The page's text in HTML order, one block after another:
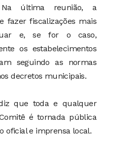
Na última reunião, a
fazer fiscalizações mais
e, se for o caso,
os estabelecimentos
seguindo as normas
decretos municipais.
que toda e qualquer
é tornada pública
oficial e imprensa local.